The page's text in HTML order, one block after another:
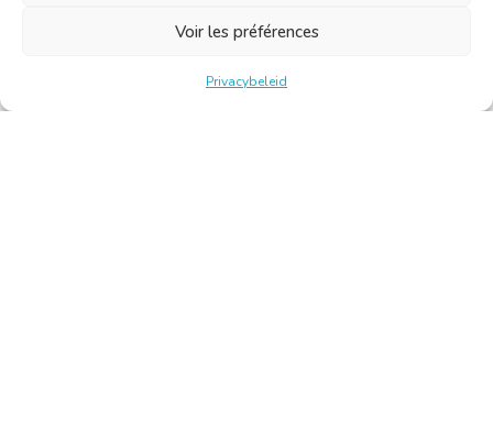
Voir les préférences
Privacybeleid